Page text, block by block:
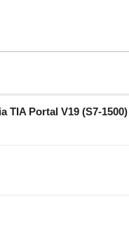
Portal V19 (S7-1500)